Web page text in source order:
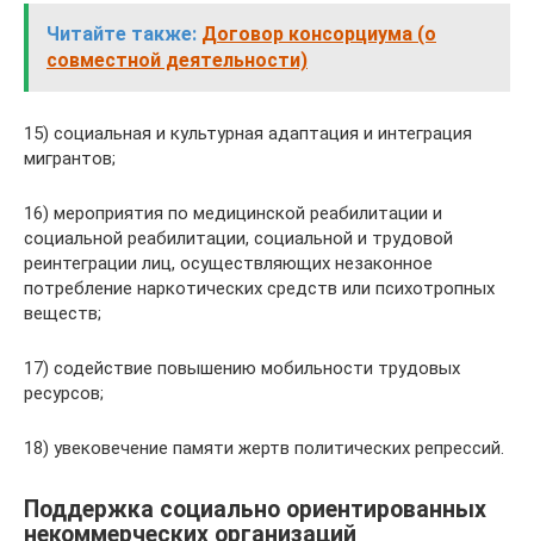
Читайте также: Договор консорциума (о
совместной деятельности)
15) социальная и культурная адаптация и интеграция
мигрантов;
16) мероприятия по медицинской реабилитации и
социальной реабилитации, социальной и трудовой
реинтеграции лиц, осуществляющих незаконное
потребление наркотических средств или психотропных
веществ;
17) содействие повышению мобильности трудовых
ресурсов;
18) увековечение памяти жертв политических репрессий.
Поддержка социально ориентированных
некоммерческих организаций